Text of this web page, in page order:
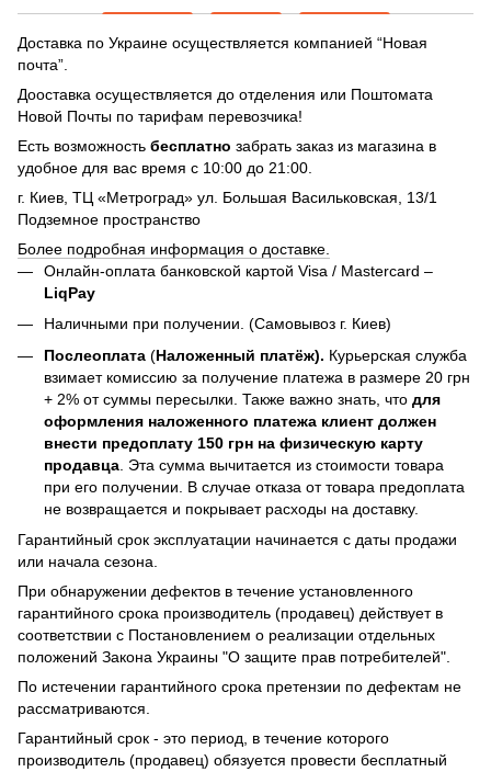
Доставка по Украине осуществляется компанией “Новая
почта”.
Дооставка осуществляется до отделения или Поштомата
Новой Почты по тарифам перевозчика!
Есть возможность бесплатно забрать заказ из магазина в
удобное для вас время с 10:00 до 21:00.
г. Киев, ТЦ «Метроград» ул. Большая Васильковская, 13/1
Подземное пространство
Более подробная информация о доставке.
Онлайн-оплата банковской картой Visa / Mastercard –
LiqPay
Наличными при получении. (Самовывоз г. Киев)
Послеоплата (Наложенный платёж). Курьерская служба
взимает комиссию за получение платежа в размере 20 грн
+ 2% от суммы пересылки. Также важно знать, что для
оформления наложенного платежа клиент должен
внести предоплату 150 грн на физическую карту
продавца . Эта сумма вычитается из стоимости товара
при его получении. В случае отказа от товара предоплата
не возвращается и покрывает расходы на доставку.
Гарантийный срок эксплуатации начинается с даты продажи
или начала сезона.
При обнаружении дефектов в течение установленного
гарантийного срока производитель (продавец) действует в
соответствии с Постановлением о реализации отдельных
положений Закона Украины "О защите прав потребителей".
По истечении гарантийного срока претензии по дефектам не
рассматриваются.
Гарантийный срок - это период, в течение которого
производитель (продавец) обязуется провести бесплатный